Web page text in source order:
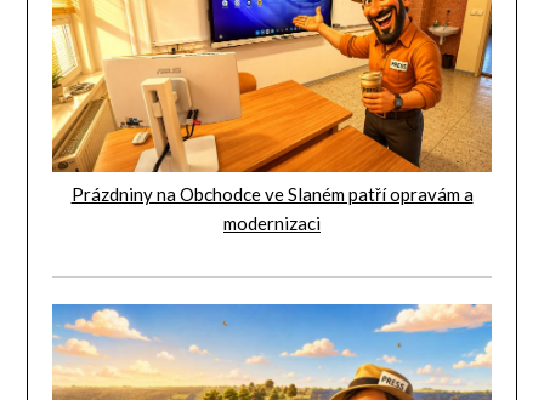
Prázdniny na Obchodce ve Slaném patří opravám a
modernizaci